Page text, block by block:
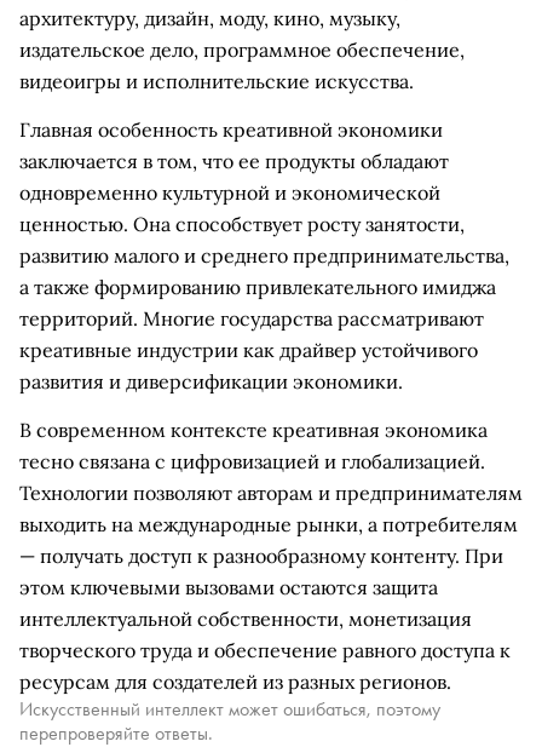
архитектуру, дизайн, моду, кино, музыку,
издательское дело, программное обеспечение,
видеоигры и исполнительские искусства.
Главная особенность креативной экономики
заключается в том, что ее продукты обладают
одновременно культурной и экономической
ценностью. Она способствует росту занятости,
развитию малого и среднего предпринимательства,
а также формированию привлекательного имиджа
территорий. Многие государства рассматривают
креативные индустрии как драйвер устойчивого
развития и диверсификации экономики.
В современном контексте креативная экономика
тесно связана с цифровизацией и глобализацией.
Технологии позволяют авторам и предпринимателям
выходить на международные рынки, а потребителям
— получать доступ к разнообразному контенту. При
этом ключевыми вызовами остаются защита
интеллектуальной собственности, монетизация
творческого труда и обеспечение равного доступа к
ресурсам для создателей из разных регионов.
Искусственный интеллект может ошибаться, поэтому
перепроверяйте ответы.